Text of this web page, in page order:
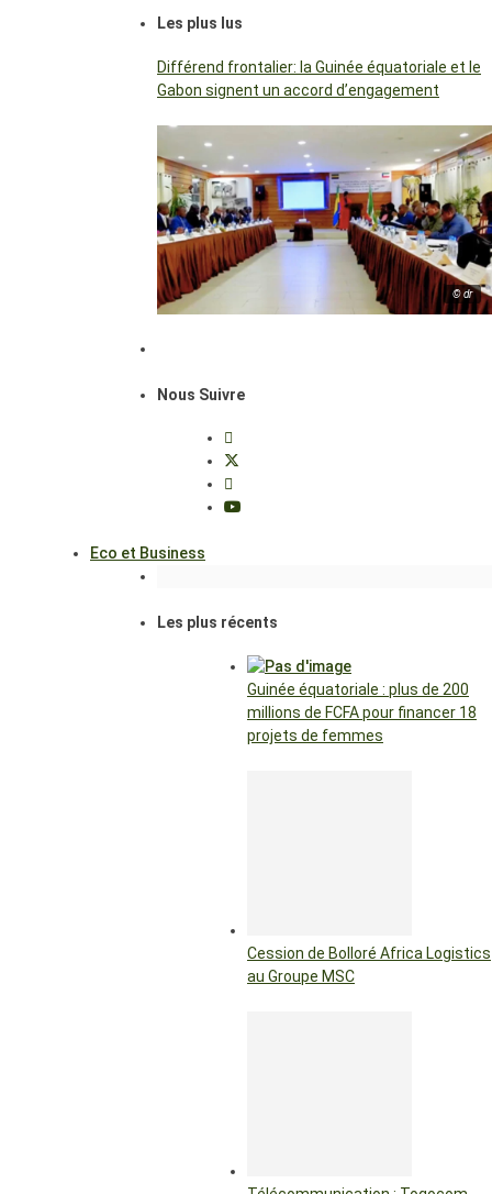
Les plus lus
Différend frontalier: la Guinée équatoriale et le
Gabon signent un accord d’engagement
© dr
Nous Suivre
Eco et Business
Les plus récents
Guinée équatoriale : plus de 200
millions de FCFA pour financer 18
projets de femmes
Cession de Bolloré Africa Logistics
au Groupe MSC